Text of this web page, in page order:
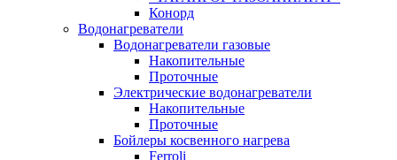
Конорд
Водонагреватели
Водонагреватели газовые
Накопительные
Проточные
Электрические водонагреватели
Накопительные
Проточные
Бойлеры косвенного нагрева
Ferroli